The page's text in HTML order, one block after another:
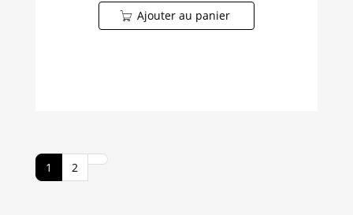
Ajouter au panier
1 2